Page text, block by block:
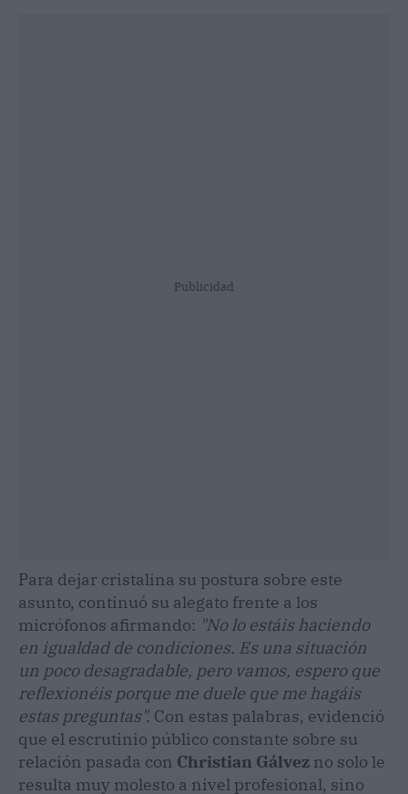
Publicidad
Para dejar cristalina su postura sobre este
asunto, continuó su alegato frente a los
micrófonos afirmando: "No lo estáis haciendo
en igualdad de condiciones. Es una situación
un poco desagradable, pero vamos, espero que
reflexionéis porque me duele que me hagáis
estas preguntas". Con estas palabras, evidenció
que el escrutinio público constante sobre su
relación pasada con Christian Gálvez no solo le
resulta muy molesto a nivel profesional, sino